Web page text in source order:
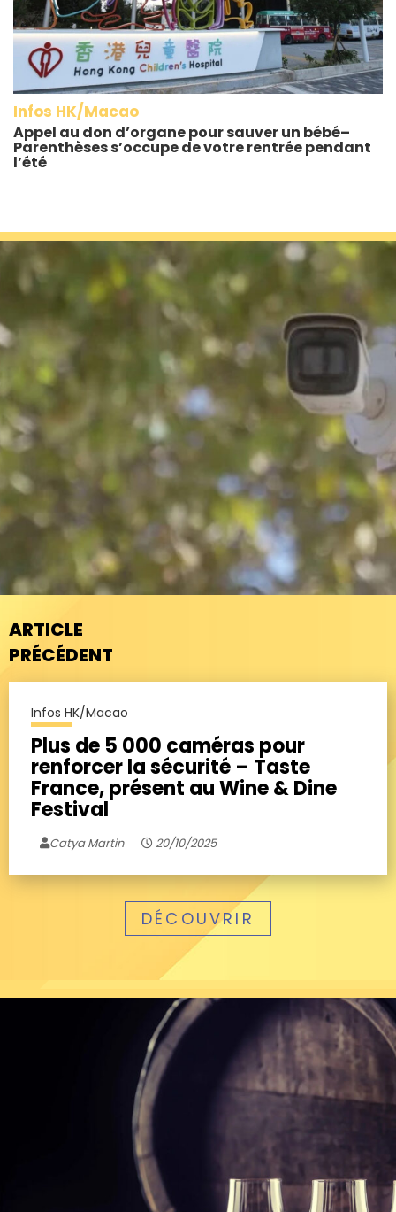
Infos HK/Macao
Appel au don d’organe pour sauver un bébé–
Parenthèses s’occupe de votre rentrée pendant
l’été
ARTICLE
PRÉCÉDENT
Infos HK/Macao
Plus de 5 000 caméras pour
renforcer la sécurité – Taste
France, présent au Wine & Dine
Festival
Catya Martin 20/10/2025
DÉCOUVRIR